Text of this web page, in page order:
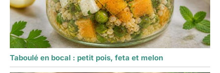
Taboulé en bocal : petit pois, feta et melon